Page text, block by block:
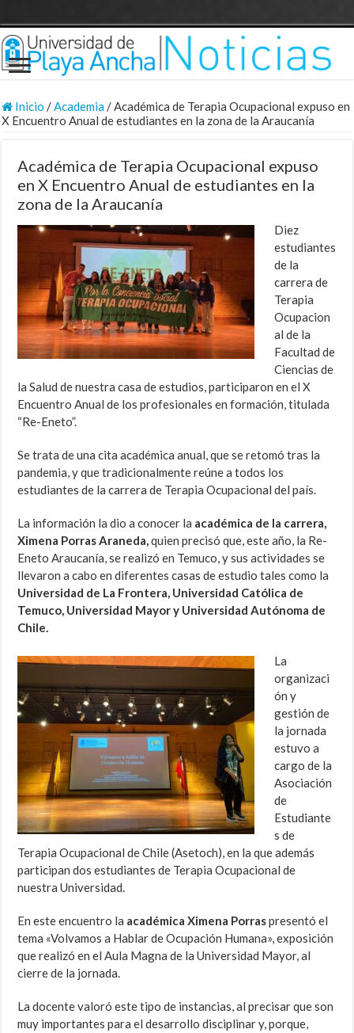
Inicio /Academia/Académica de Terapia Ocupacional expuso en
X Encuentro Anual de estudiantes en la zona de la Araucanía
Académica de Terapia Ocupacional expuso
en X Encuentro Anual de estudiantes en la
zona de la Araucanía
Diez
estudiantes
de la
carrera de
Terapia
Ocupacion
al de la
Facultad de
Ciencias de
la Salud de nuestra casa de estudios, participaron en el X
Encuentro Anual de los profesionales en formación, titulada
“Re-Eneto”.
Se trata de una cita académica anual, que se retomó tras la
pandemia, y que tradicionalmente reúne a todos los
estudiantes de la carrera de Terapia Ocupacional del país.
La información la dio a conocer la académica de la carrera,
Ximena Porras Araneda,quien precisó que, este año, la Re-
Eneto Araucanía, se realizó en Temuco, y sus actividades se
llevaron a cabo en diferentes casas de estudio tales como la
Universidad de La Frontera, Universidad Católica de
Temuco, Universidad Mayor y Universidad Autónoma de
Chile.
La
organizaci
ón y
gestión de
la jornada
estuvo a
cargo de la
Asociación
de
Estudiante
s de
Terapia Ocupacional de Chile (Asetoch), en la que además
participan dos estudiantes de Terapia Ocupacional de
nuestra Universidad.
En este encuentro la académica Ximena Porraspresentó el
tema «Volvamos a Hablar de Ocupación Humana», exposición
que realizó en el Aula Magna de la Universidad Mayor, al
cierre de la jornada.
La docente valoró este tipo de instancias, al precisar que son
muy importantes para el desarrollo disciplinar y, porque,